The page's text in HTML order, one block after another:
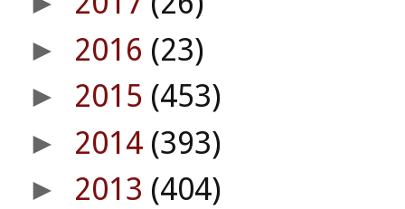
► 2016 (23)
► 2015 (453)
► 2014 (393)
► 2013 (404)